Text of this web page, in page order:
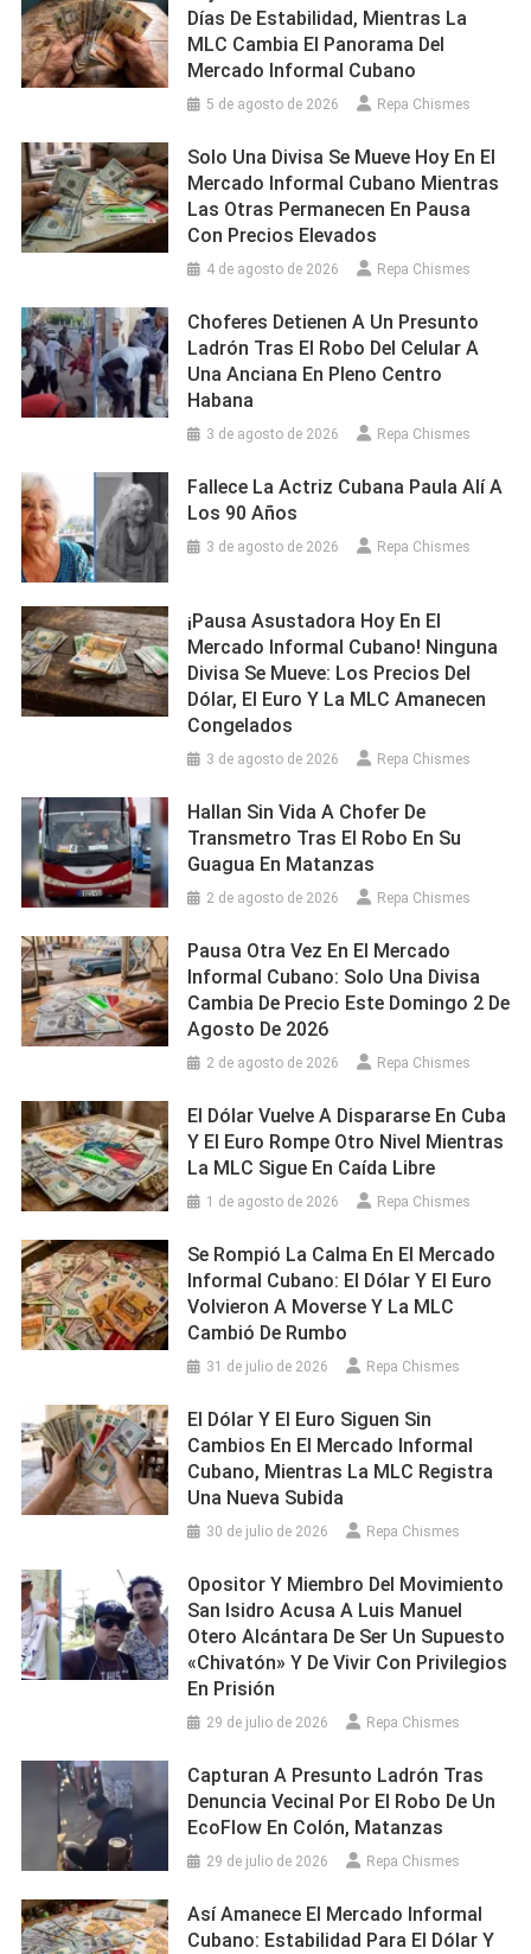
Días De Estabilidad, Mientras La
MLC Cambia El Panorama Del
Mercado Informal Cubano
5 de agosto de 2026 Repa Chismes
Solo Una Divisa Se Mueve Hoy En El
Mercado Informal Cubano Mientras
Las Otras Permanecen En Pausa
Con Precios Elevados
4 de agosto de 2026 Repa Chismes
Choferes Detienen A Un Presunto
Ladrón Tras El Robo Del Celular A
Una Anciana En Pleno Centro
Habana
3 de agosto de 2026 Repa Chismes
Fallece La Actriz Cubana Paula Alí A
Los 90 Años
3 de agosto de 2026 Repa Chismes
¡Pausa Asustadora Hoy En El
Mercado Informal Cubano! Ninguna
Divisa Se Mueve: Los Precios Del
Dólar, El Euro Y La MLC Amanecen
Congelados
3 de agosto de 2026 Repa Chismes
Hallan Sin Vida A Chofer De
Transmetro Tras El Robo En Su
Guagua En Matanzas
2 de agosto de 2026 Repa Chismes
Pausa Otra Vez En El Mercado
Informal Cubano: Solo Una Divisa
Cambia De Precio Este Domingo 2 De
Agosto De 2026
2 de agosto de 2026 Repa Chismes
El Dólar Vuelve A Dispararse En Cuba
Y El Euro Rompe Otro Nivel Mientras
La MLC Sigue En Caída Libre
1 de agosto de 2026 Repa Chismes
Se Rompió La Calma En El Mercado
Informal Cubano: El Dólar Y El Euro
Volvieron A Moverse Y La MLC
Cambió De Rumbo
31 de julio de 2026 Repa Chismes
El Dólar Y El Euro Siguen Sin
Cambios En El Mercado Informal
Cubano, Mientras La MLC Registra
Una Nueva Subida
30 de julio de 2026 Repa Chismes
Opositor Y Miembro Del Movimiento
San Isidro Acusa A Luis Manuel
Otero Alcántara De Ser Un Supuesto
«chivatón» Y De Vivir Con Privilegios
En Prisión
29 de julio de 2026 Repa Chismes
Capturan A Presunto Ladrón Tras
Denuncia Vecinal Por El Robo De Un
EcoFlow En Colón, Matanzas
29 de julio de 2026 Repa Chismes
Así Amanece El Mercado Informal
Cubano: Estabilidad Para El Dólar Y